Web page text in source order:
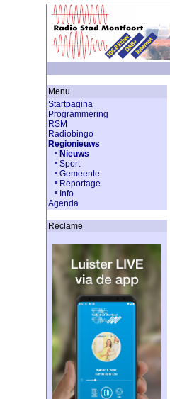
Menu
Startpagina
Programmering
RSM
Radiobingo
Regionieuws
Nieuws
Sport
Gemeente
Reportage
Info
Agenda
Reclame